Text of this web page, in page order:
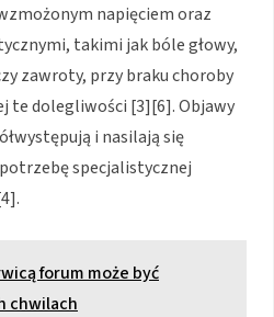
napięciem oraz
takimi jak bóle głowy,
zawroty, przy braku choroby
te dolegliwości [3][6]. Objawy
i nasilają się
specjalistycznej
forum może być
chwilach